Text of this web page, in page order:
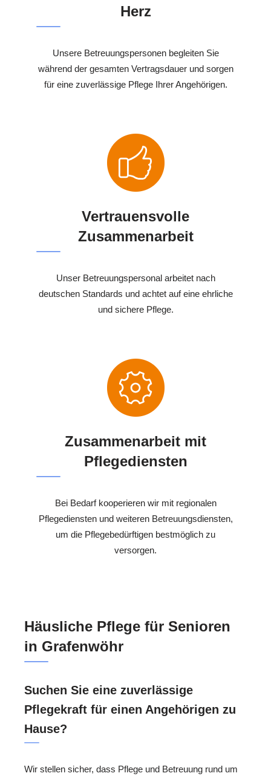
Herz
Unsere Betreuungspersonen begleiten Sie
während der gesamten Vertragsdauer und sorgen
für eine zuverlässige Pflege Ihrer Angehörigen.
Vertrauensvolle
Zusammenarbeit
Unser Betreuungspersonal arbeitet nach
deutschen Standards und achtet auf eine ehrliche
und sichere Pflege.
Zusammenarbeit mit
Pflegediensten
Bei Bedarf kooperieren wir mit regionalen
Pflegediensten und weiteren Betreuungsdiensten,
um die Pflegebedürftigen bestmöglich zu
versorgen.
Häusliche Pflege für Senioren
in Grafenwöhr
Suchen Sie eine zuverlässige
Pflegekraft für einen Angehörigen zu
Hause?
Wir stellen sicher, dass Pflege und Betreuung rund um